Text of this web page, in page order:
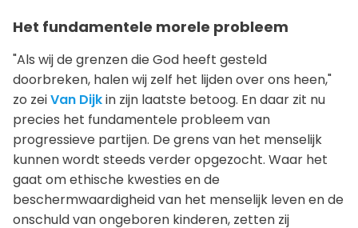
Het fundamentele morele probleem
"Als wij de grenzen die God heeft gesteld
doorbreken, halen wij zelf het lijden over ons heen,"
zo zeiVan Dijkin zijn laatste betoog. En daar zit nu
precies het fundamentele probleem van
progressieve partijen. De grens van het menselijk
kunnen wordt steeds verder opgezocht. Waar het
gaat om ethische kwesties en de
beschermwaardigheid van het menselijk leven en de
onschuld van ongeboren kinderen, zetten zij